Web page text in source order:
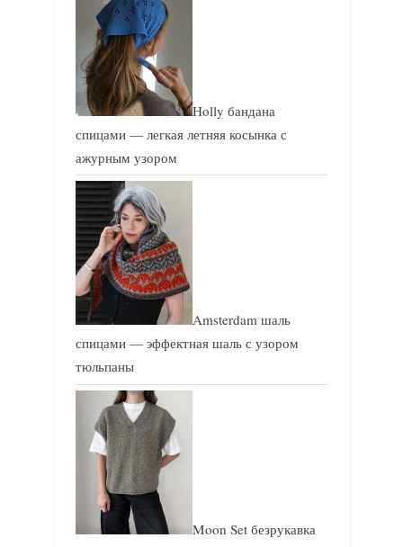
Holly бандана
спицами — легкая летняя косынка с
ажурным узором
Amsterdam шаль
спицами — эффектная шаль с узором
тюльпаны
Moon Set безрукавка